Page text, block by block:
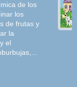
de los
los
de frutas y
la
el